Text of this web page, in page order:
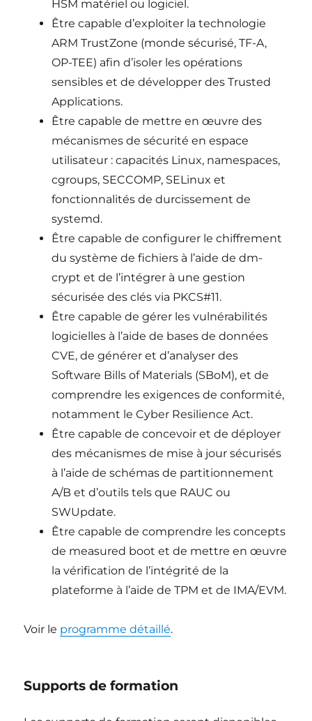
HSM matériel ou logiciel.
Être capable d’exploiter la technologie
ARM TrustZone (monde sécurisé, TF-A,
OP-TEE) afin d’isoler les opérations
sensibles et de développer des Trusted
Applications.
Être capable de mettre en œuvre des
mécanismes de sécurité en espace
utilisateur : capacités Linux, namespaces,
cgroups, SECCOMP, SELinux et
fonctionnalités de durcissement de
systemd.
Être capable de configurer le chiffrement
du système de fichiers à l’aide de dm-
crypt et de l’intégrer à une gestion
sécurisée des clés via PKCS#11.
Être capable de gérer les vulnérabilités
logicielles à l’aide de bases de données
CVE, de générer et d’analyser des
Software Bills of Materials (SBoM), et de
comprendre les exigences de conformité,
notamment le Cyber Resilience Act.
Être capable de concevoir et de déployer
des mécanismes de mise à jour sécurisés
à l’aide de schémas de partitionnement
A/B et d’outils tels que RAUC ou
SWUpdate.
Être capable de comprendre les concepts
de measured boot et de mettre en œuvre
la vérification de l’intégrité de la
plateforme à l’aide de TPM et de IMA/EVM.
Voir le programme détaillé.
Supports de formation